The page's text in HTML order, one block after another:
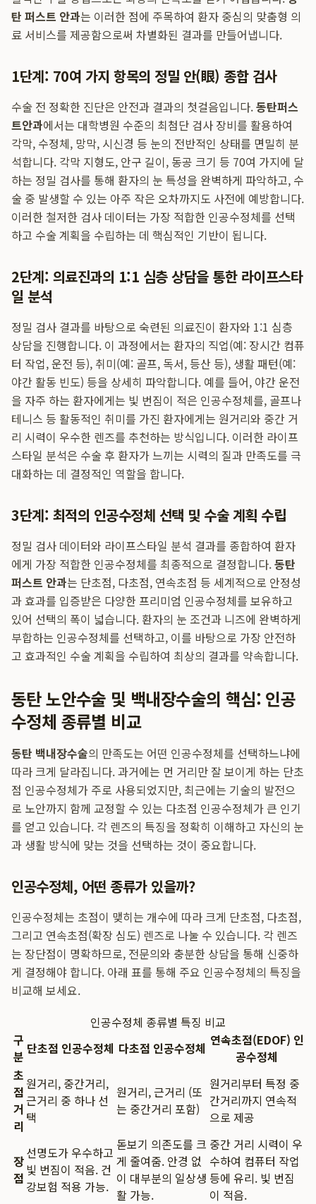
탄 퍼스트 안과는 이러한 점에 주목하여 환자 중심의 맞춤형 의
료 서비스를 제공함으로써 차별화된 결과를 만들어냅니다.
1단계: 70여 가지 항목의 정밀 안(眼) 종합 검사
수술 전 정확한 진단은 안전과 결과의 첫걸음입니다.동탄퍼스
트안과에서는 대학병원 수준의 최첨단 검사 장비를 활용하여
각막, 수정체, 망막, 시신경 등 눈의 전반적인 상태를 면밀히 분
석합니다. 각막 지형도, 안구 길이, 동공 크기 등 70여 가지에 달
하는 정밀 검사를 통해 환자의 눈 특성을 완벽하게 파악하고, 수
술 중 발생할 수 있는 아주 작은 오차까지도 사전에 예방합니다.
이러한 철저한 검사 데이터는 가장 적합한 인공수정체를 선택
하고 수술 계획을 수립하는 데 핵심적인 기반이 됩니다.
2단계: 의료진과의 1:1 심층 상담을 통한 라이프스타
일 분석
정밀 검사 결과를 바탕으로 숙련된 의료진이 환자와 1:1 심층
상담을 진행합니다. 이 과정에서는 환자의 직업(예: 장시간 컴퓨
터 작업, 운전 등), 취미(예: 골프, 독서, 등산 등), 생활 패턴(예:
야간 활동 빈도) 등을 상세히 파악합니다. 예를 들어, 야간 운전
을 자주 하는 환자에게는 빛 번짐이 적은 인공수정체를, 골프나
테니스 등 활동적인 취미를 가진 환자에게는 원거리와 중간 거
리 시력이 우수한 렌즈를 추천하는 방식입니다. 이러한 라이프
스타일 분석은 수술 후 환자가 느끼는 시력의 질과 만족도를 극
대화하는 데 결정적인 역할을 합니다.
3단계: 최적의 인공수정체 선택 및 수술 계획 수립
정밀 검사 데이터와 라이프스타일 분석 결과를 종합하여 환자
에게 가장 적합한 인공수정체를 최종적으로 결정합니다.동탄
퍼스트 안과는 단초점, 다초점, 연속초점 등 세계적으로 안정성
과 효과를 입증받은 다양한 프리미엄 인공수정체를 보유하고
있어 선택의 폭이 넓습니다. 환자의 눈 조건과 니즈에 완벽하게
부합하는 인공수정체를 선택하고, 이를 바탕으로 가장 안전하
고 효과적인 수술 계획을 수립하여 최상의 결과를 약속합니다.
동탄 노안수술 및 백내장수술의 핵심: 인공
수정체 종류별 비교
동탄 백내장수술의 만족도는 어떤 인공수정체를 선택하느냐에
따라 크게 달라집니다. 과거에는 먼 거리만 잘 보이게 하는 단초
점 인공수정체가 주로 사용되었지만, 최근에는 기술의 발전으
로 노안까지 함께 교정할 수 있는 다초점 인공수정체가 큰 인기
를 얻고 있습니다. 각 렌즈의 특징을 정확히 이해하고 자신의 눈
과 생활 방식에 맞는 것을 선택하는 것이 중요합니다.
인공수정체, 어떤 종류가 있을까?
인공수정체는 초점이 맺히는 개수에 따라 크게 단초점, 다초점,
그리고 연속초점(확장 심도) 렌즈로 나눌 수 있습니다. 각 렌즈
는 장단점이 명확하므로, 전문의와 충분한 상담을 통해 신중하
게 결정해야 합니다. 아래 표를 통해 주요 인공수정체의 특징을
비교해 보세요.
인공수정체 종류별 특징 비교
구
분 단초점 인공수정체 다초점 인공수정체 연속초점(EDOF) 인
공수정체
초
점
거
리
원거리, 중간거리,
근거리 중 하나 선
택
원거리, 근거리 (또
는 중간거리 포함)
원거리부터 특정 중
간거리까지 연속적
으로 제공
장
점
선명도가 우수하고
빛 번짐이 적음. 건
강보험 적용 가능.
돋보기 의존도를 크
게 줄여줌. 안경 없
이 대부분의 일상생
활 가능.
중간 거리 시력이 우
수하여 컴퓨터 작업
등에 유리. 빛 번짐
이 적음.